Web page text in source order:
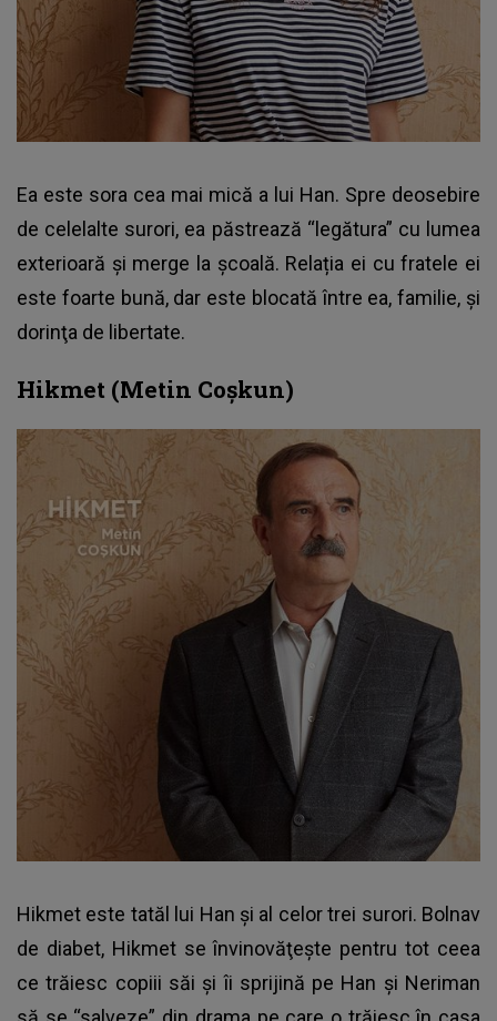
Ea este sora cea mai mică a lui Han. Spre deosebire
de celelalte surori, ea păstrează “legătura” cu lumea
exterioară și merge la școală. Relația ei cu fratele ei
este foarte bună, dar este blocată între ea, familie, și
dorinţa de libertate.
Hikmet (Metin Coşkun)
Hikmet este tatăl lui Han și al celor trei surori. Bolnav
de diabet, Hikmet se învinovăţeşte pentru tot ceea
ce trăiesc copiii săi și îi sprijină pe Han și Neriman